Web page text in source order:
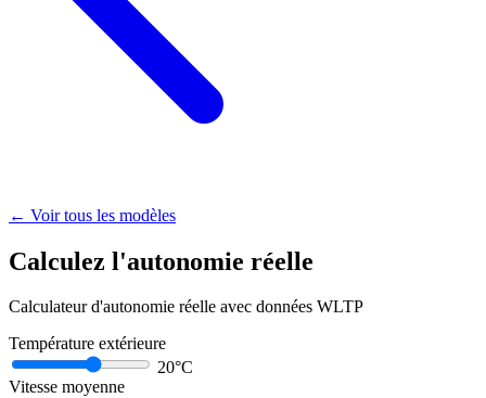
← Voir tous les modèles
Calculez l'autonomie réelle
Calculateur d'autonomie réelle avec données WLTP
Température extérieure
20°C
Vitesse moyenne